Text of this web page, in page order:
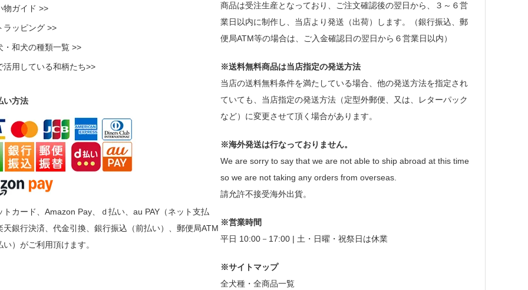
ガイド >>
ッピング >>
和犬の種類一覧 >>
用している和柄たち>>
い方法
トカード、Amazon Pay、ｄ払い、au PAY（ネット支払
天銀行決済、代金引換、銀行振込（前払い）、郵便局ATM
い）がご利用頂けます。
商品は受注生産となっており、ご注文確認後の翌日から、３～６営
業日以内に制作し、当店より発送（出荷）します。（銀行振込、郵
便局ATM等の場合は、ご入金確認日の翌日から６営業日以内）
※送料無料商品は当店指定の発送方法
当店の送料無料条件を満たしている場合、他の発送方法を指定され
ていても、当店指定の発送方法（定型外郵便、又は、レターパック
など）に変更させて頂く場合があります。
※海外発送は行なっておりません。
We are sorry to say that we are not able to ship abroad at this time
so we are not taking any orders from overseas.
請允許不接受海外出貨。
※営業時間
平日 10:00－17:00 | 土・日曜・祝祭日は休業
※サイトマップ
全犬種・全商品一覧